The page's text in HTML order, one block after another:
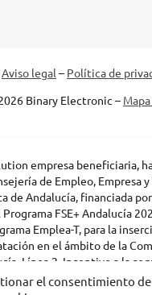
el consentimiento de
Aviso legal – Política de
Binary Electronic –
empresa beneficiaria,
de Empleo, Empresa y
de Andalucía, financiada
FSE+ Andalucía
Emplea-T, para la
en el ámbito de la
Línea 2. Incentivo a la
indefinidas ordinarias por